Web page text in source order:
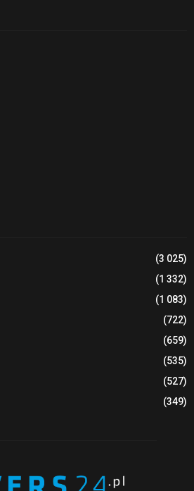
(3 025)
(1 332)
(1 083)
(722)
(659)
(535)
(527)
(349)